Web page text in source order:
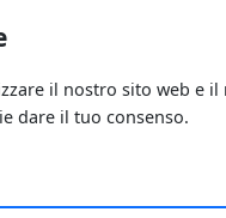
il nostro sito web e il
dare il tuo consenso.